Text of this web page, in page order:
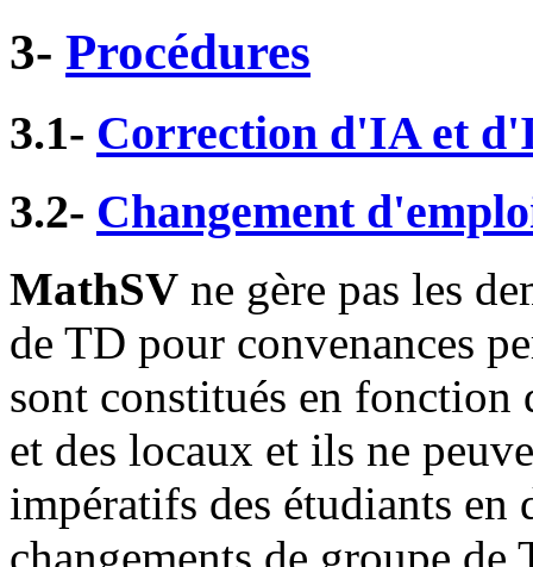
3- Procédures
3.1- Correction d'IA et
3.2- Changement
MathSV ne gère pas les
de TD pour convenances
sont constitués en fonction
et des locaux et ils ne
impératifs des étudiants en
changements de groupe